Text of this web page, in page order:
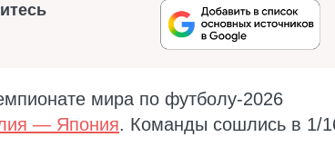
мира по футболу-2026
— Япония. Команды сошлись в 1/